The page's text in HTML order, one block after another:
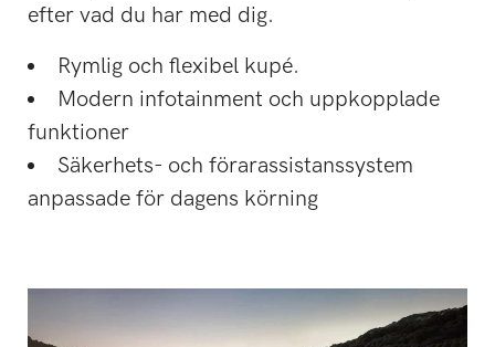
efter vad du har med dig.
Rymlig och flexibel kupé.
Modern infotainment och uppkopplade
funktioner
Säkerhets- och förarassistanssystem
anpassade för dagens körning